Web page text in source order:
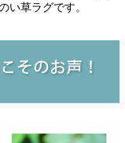
い草ラグです。